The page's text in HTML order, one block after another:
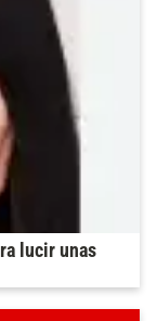
lucir unas